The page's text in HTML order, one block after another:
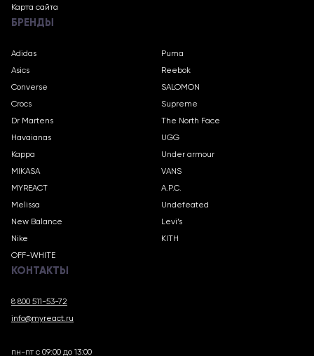
Карта сайта
БРЕНДЫ
Adidas
Asics
Converse
Crocs
Dr Martens
Havaianas
Kappa
MIKASA
MYREACT
Melissa
New Balance
Nike
OFF-WHITE
Puma
Reebok
SALOMON
Supreme
The North Face
UGG
Under armour
VANS
A.P.C.
Undefeated
Levi’s
KITH
КОНТАКТЫ
8 800 511-53-72
info@myreact.ru
пн-пт с 09:00 до 13:00